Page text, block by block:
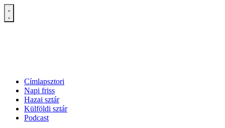
Címlapsztori
Napi friss
Hazai sztár
Külföldi sztár
Podcast